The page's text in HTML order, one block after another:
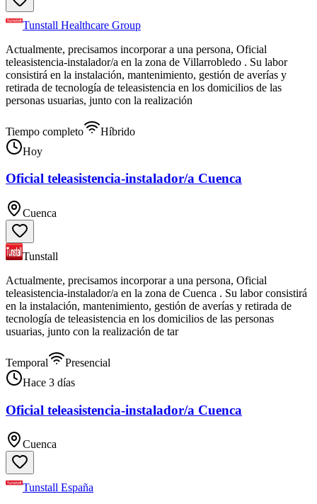
Tunstall Healthcare Group
Actualmente, precisamos incorporar a una persona, Oficial
teleasistencia-instalador/a en la zona de Villarrobledo . Su labor
consistirá en la instalación, mantenimiento, gestión de averías y
retirada de tecnología de teleasistencia en los domicilios de las
personas usuarias, junto con la realización
Tiempo completo
Híbrido
Hoy
Oficial teleasistencia-instalador/a Cuenca
Cuenca
Tunstall
Actualmente, precisamos incorporar a una persona, Oficial
teleasistencia-instalador/a en la zona de Cuenca . Su labor consistirá
en la instalación, mantenimiento, gestión de averías y retirada de
tecnología de teleasistencia en los domicilios de las personas
usuarias, junto con la realización de tar
Temporal
Presencial
Hace 3 días
Oficial teleasistencia-instalador/a Cuenca
Cuenca
Tunstall España